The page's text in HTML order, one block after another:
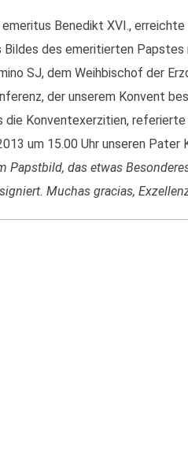
Benedikt XVI.,
Bildes des emeritierten Papstes
SJ, dem Weihbischof der
der unserem Konvent
Konventexerzitien,
um 15.00 Uhr unseren Pater
Papstbild, das etwas
Muchas gracias,